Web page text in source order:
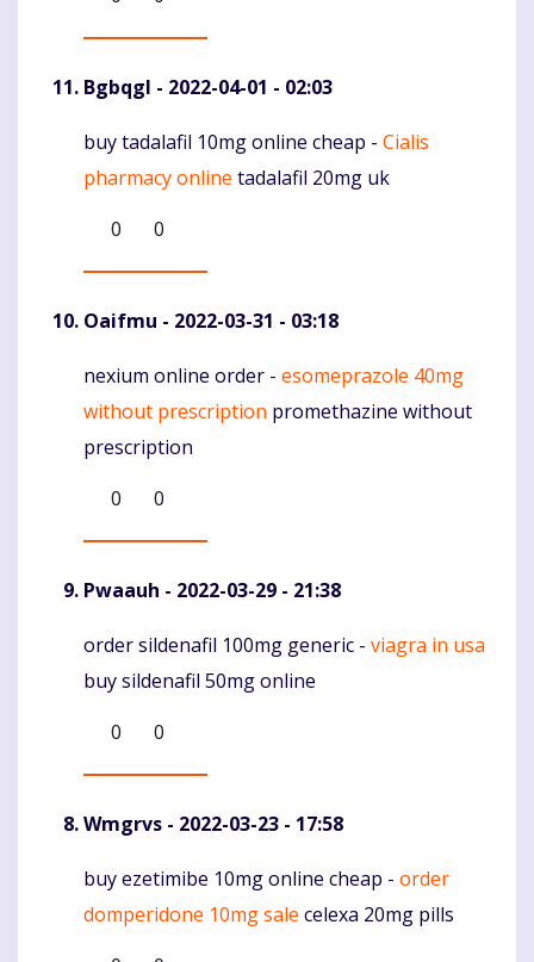
Bgbqgl - 2022-04-01 - 02:03
Komentaras
buy tadalafil 10mg online cheap - Cialis
pharmacy online tadalafil 20mg uk
0
0
Oaifmu - 2022-03-31 - 03:18
Komentaras
nexium online order - esomeprazole 40mg
without prescription promethazine without
prescription
0
0
Pwaauh - 2022-03-29 - 21:38
Komentaras
order sildenafil 100mg generic - viagra in usa
buy sildenafil 50mg online
0
0
Wmgrvs - 2022-03-23 - 17:58
Komentaras
buy ezetimibe 10mg online cheap - order
domperidone 10mg sale celexa 20mg pills